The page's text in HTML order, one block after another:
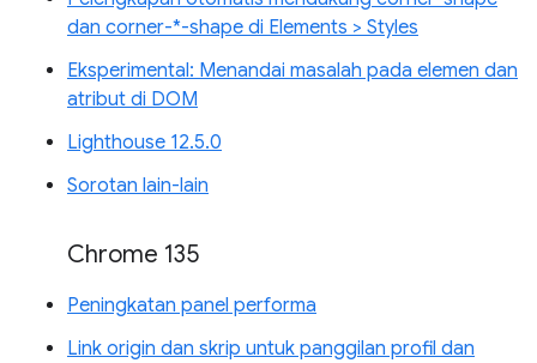
dan corner-*-shape di Elements > Styles
Eksperimental: Menandai masalah pada elemen dan
atribut di DOM
Lighthouse 12.5.0
Sorotan lain-lain
Chrome 135
Peningkatan panel performa
Link origin dan skrip untuk panggilan profil dan